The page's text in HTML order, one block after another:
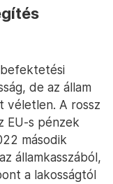
de az állam
véletlen. A rossz
EU-s pénzek
második
államkasszából,
a lakosságtól